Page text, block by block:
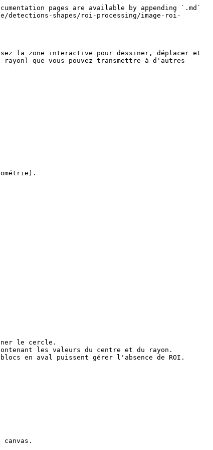
pages are available by appending `.md`
detections-shapes/roi-processing/image-roi-
la zone interactive pour dessiner, déplacer et
que vous pouvez transmettre à d'autres
le cercle.
les valeurs du centre et du rayon.
en aval puissent gérer l'absence de ROI.